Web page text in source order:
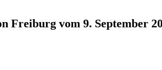
Freiburg vom 9. September